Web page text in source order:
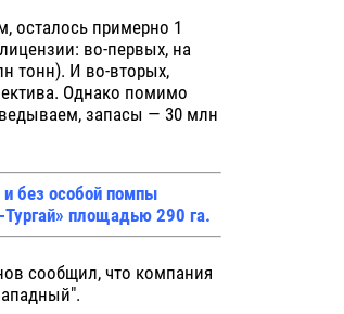
осталось примерно 1
во-первых, на
тонн). И во-вторых,
Однако помимо
запасы — 30 млн
и без особой помпы
площадью 290 га.
сообщил, что компания